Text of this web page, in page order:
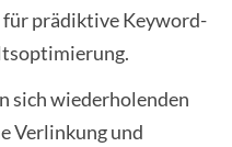
für prädiktive Keyword-
sich wiederholenden
Verlinkung und